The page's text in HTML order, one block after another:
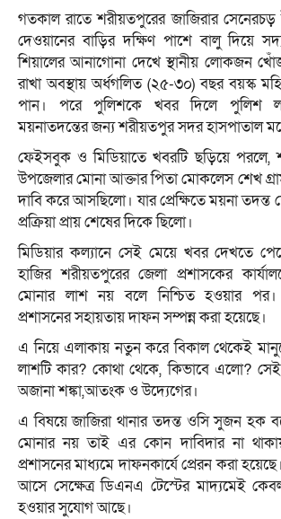
গতকাল রাতে শরীয়তপুরের জাজিরার
দেওয়ানের বাড়ির দক্ষিণ পাশে বালু দিয়ে
শিয়ালের আনাগোনা দেখে স্থানীয় লোকজন
রাখা অবস্থায় অর্ধগলিত (২৫-৩০) বছর বয়স্ক
পান। পরে পুলিশকে খবর দিলে পুলিশ
ময়নাতদন্তের জন্য শরীয়তপুর সদর হাসপাতাল
ফেইসবুক ও মিডিয়াতে খবরটি ছড়িয়ে পরলে,
উপজেলার মোনা আক্তার পিতা মোকলেস শেখ
দাবি করে আসছিলো। যার প্রেক্ষিতে ময়না তদন্ত
প্রক্রিয়া প্রায় শেষের দিকে ছিলো।
মিডিয়ার কল্যানে সেই মেয়ে খবর দেখতে
হাজির শরীয়তপুরের জেলা প্রশাসকের
মোনার লাশ নয় বলে নিশ্চিত হওয়ার পর।
প্রশাসনের সহায়তায় দাফন সম্পন্ন করা হয়েছে।
এ নিয়ে এলাকায় নতুন করে বিকাল থেকেই
লাশটি কার? কোথা থেকে, কিভাবে এলো? সেই
অজানা শঙ্কা,আতংক ও উদ্যেগের।
এ বিষয়ে জাজিরা থানার তদন্ত ওসি সুজন হক
মোনার নয় তাই এর কোন দাবিদার না
প্রশাসনের মাধ্যমে দাফনকার্যে প্রেরন করা
আসে সেক্ষেত্র ডিএনএ টেস্টের মাদ্যমেই
হওয়ার সুযোগ আছে।